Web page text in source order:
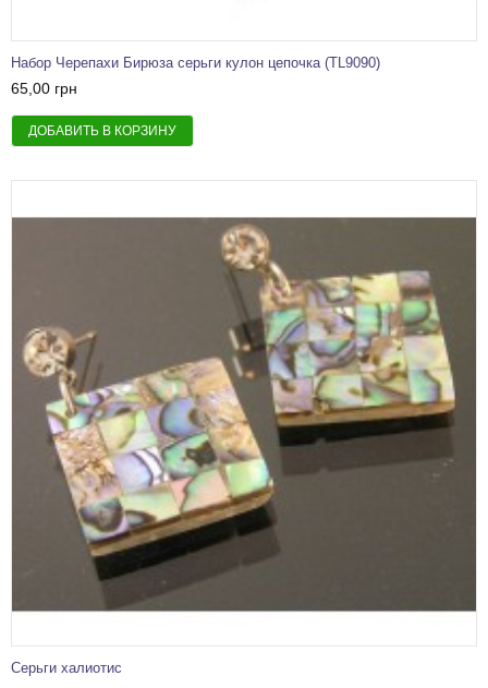
Набор Черепахи Бирюза серьги кулон цепочка (TL9090)
65,00 грн
ДОБАВИТЬ В КОРЗИНУ
Серьги халиотис